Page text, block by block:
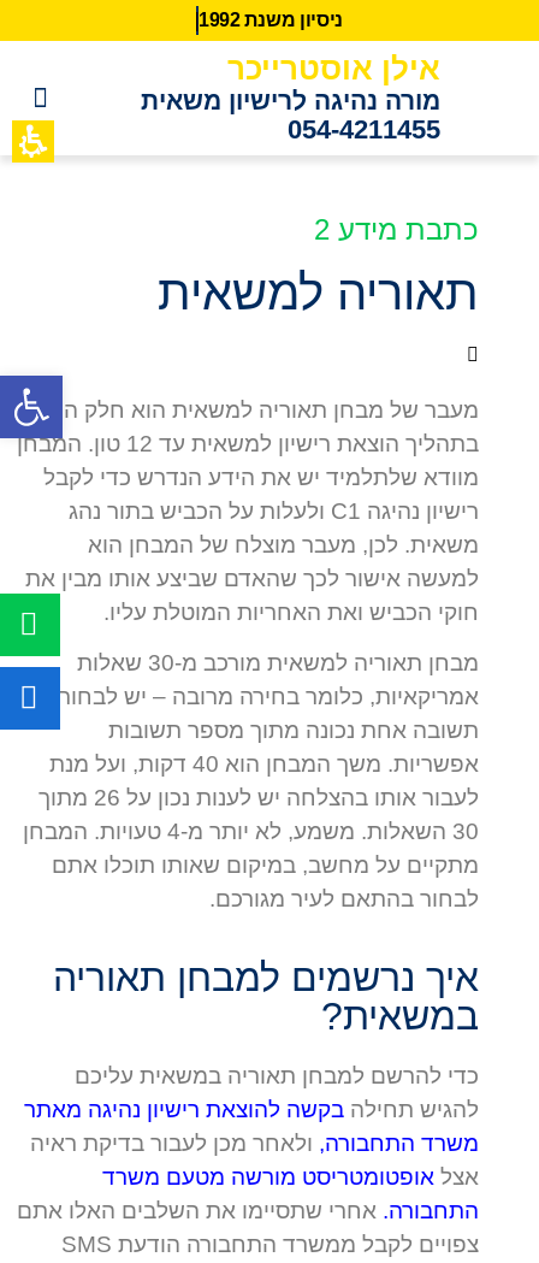
ניסיון משנת 2
9
9
1
אילן אוסטרייכר
מורה נהיגה לרישיון משאית
054-4211455
כתבת מידע 2
תאוריה למשאית
מעבר של מבחן תאוריה למשאית הוא חלק הכרחי
בתהליך הוצאת רישיון למשאית עד 12 טון. המבחן
מוודא שלתלמיד יש את הידע הנדרש כדי לקבל
רישיון נהיגה C1 ולעלות על הכביש בתור נהג
משאית. לכן, מעבר מוצלח של המבחן הוא
למעשה אישור לכך שהאדם שביצע אותו מבין את
חוקי הכביש ואת האחריות המוטלת עליו.
מבחן תאוריה למשאית מורכב מ-30 שאלות
אמריקאיות, כלומר בחירה מרובה – יש לבחור
תשובה אחת נכונה מתוך מספר תשובות
אפשריות. משך המבחן הוא 40 דקות, ועל מנת
לעבור אותו בהצלחה יש לענות נכון על 26 מתוך
30 השאלות. משמע, לא יותר מ-4 טעויות. המבחן
מתקיים על מחשב, במיקום שאותו תוכלו אתם
לבחור בהתאם לעיר מגורכם.
איך נרשמים למבחן תאוריה
במשאית?
כדי להרשם למבחן תאוריה במשאית עליכם
להגיש תחילה בקשה להוצאת רישיון נהיגה מאתר
משרד התחבורה, ולאחר מכן לעבור בדיקת ראיה
אצל אופטומטריסט מורשה מטעם משרד
התחבורה. אחרי שתסיימו את השלבים האלו אתם
צפויים לקבל ממשרד התחבורה הודעת SMS
פתח סרגל נגישות